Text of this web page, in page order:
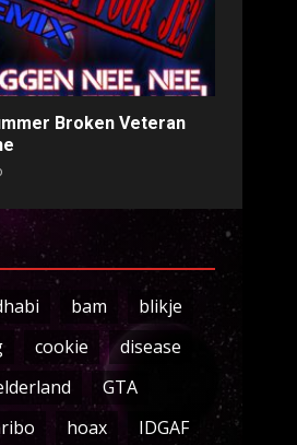
Broken Veteran
bam
blikje
cookie
disease
GTA
hoax
IDGAF